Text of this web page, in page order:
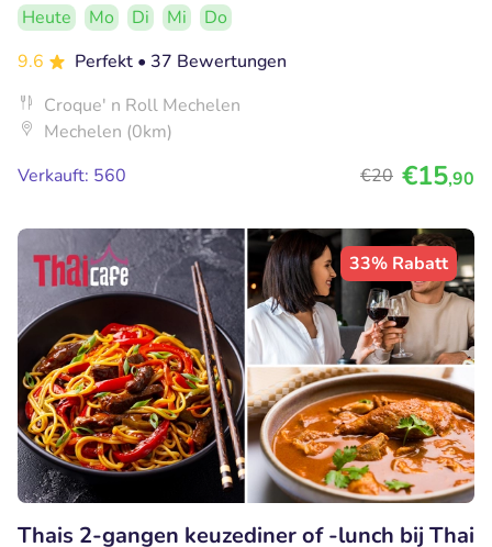
Heute Mo Di Mi
Do
9.6
Perfekt • 37 Bewertungen
Croque' n Roll Mechelen
Mechelen (0km)
Verkauft: 560
€20 €15,90
33% Rabatt
Thais 2-gangen keuzediner of -lunch bij Thai